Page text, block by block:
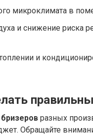
микроклимата в
и снижение риска
и
разных
Обращайте